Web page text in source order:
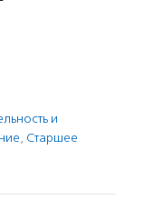
и
, Старшее